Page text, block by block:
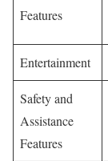
Features
Entertainment
Safety and
Assistance
Features